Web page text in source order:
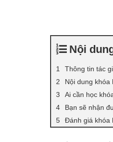
Nội
Thông tin tác
Nội dung khóa
Ai cần học
Bạn sẽ nhận
Đánh giá khóa